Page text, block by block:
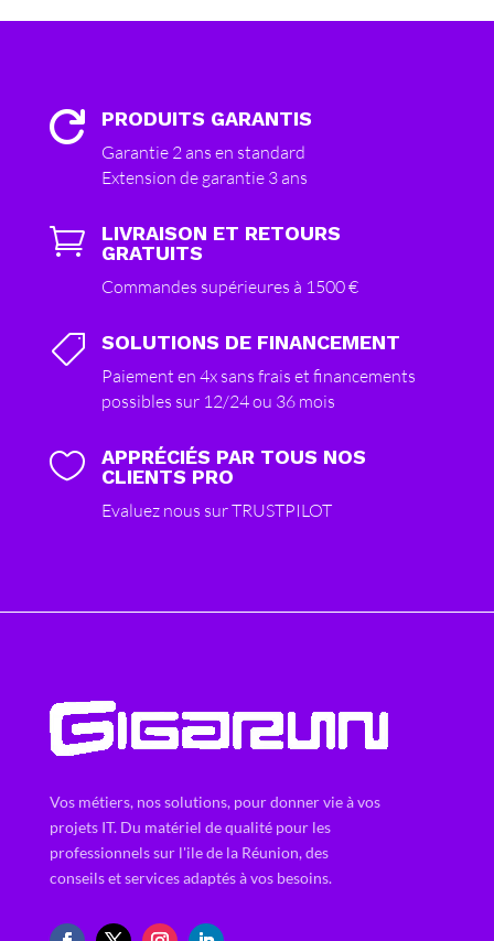
 PRODUITS GARANTIS
Garantie 2 ans en standard
Extension de garantie 3 ans

LIVRAISON ET RETOURS
GRATUITS
Commandes supérieures à 1500 €
 SOLUTIONS DE FINANCEMENT
Paiement en 4x sans frais et financements
possibles sur 12/24 ou 36 mois

APPRÉCIÉS PAR TOUS NOS
CLIENTS PRO
Evaluez nous sur TRUSTPILOT
Vos métiers, nos solutions, pour donner vie à vos
projets IT. Du matériel de qualité pour les
professionnels sur l'ile de la Réunion, des
conseils et services adaptés à vos besoins.